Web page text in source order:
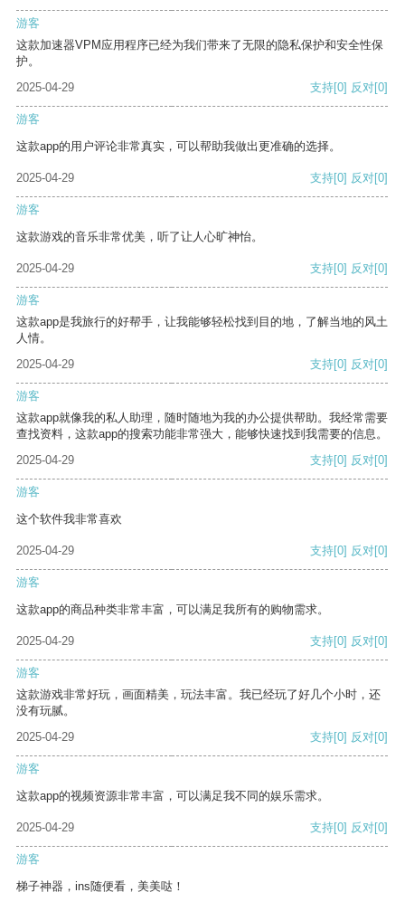
游客
这款加速器VPM应用程序已经为我们带来了无限的隐私保护和安全性保
护。
2025-04-29
支持[0] 反对[0]
游客
这款app的用户评论非常真实，可以帮助我做出更准确的选择。
2025-04-29 支持[0] 反对[0]
游客
这款游戏的音乐非常优美，听了让人心旷神怡。
2025-04-29 支持[0] 反对[0]
游客
这款app是我旅行的好帮手，让我能够轻松找到目的地，了解当地的风土
人情。
2025-04-29
支持[0] 反对[0]
游客
这款app就像我的私人助理，随时随地为我的办公提供帮助。我经常需要
查找资料，这款app的搜索功能非常强大，能够快速找到我需要的信息。
2025-04-29
支持[0] 反对[0]
游客
这个软件我非常喜欢
2025-04-29 支持[0] 反对[0]
游客
这款app的商品种类非常丰富，可以满足我所有的购物需求。
2025-04-29 支持[0] 反对[0]
游客
这款游戏非常好玩，画面精美，玩法丰富。我已经玩了好几个小时，还
没有玩腻。
2025-04-29
支持[0] 反对[0]
游客
这款app的视频资源非常丰富，可以满足我不同的娱乐需求。
2025-04-29 支持[0] 反对[0]
游客
梯子神器，ins随便看，美美哒！